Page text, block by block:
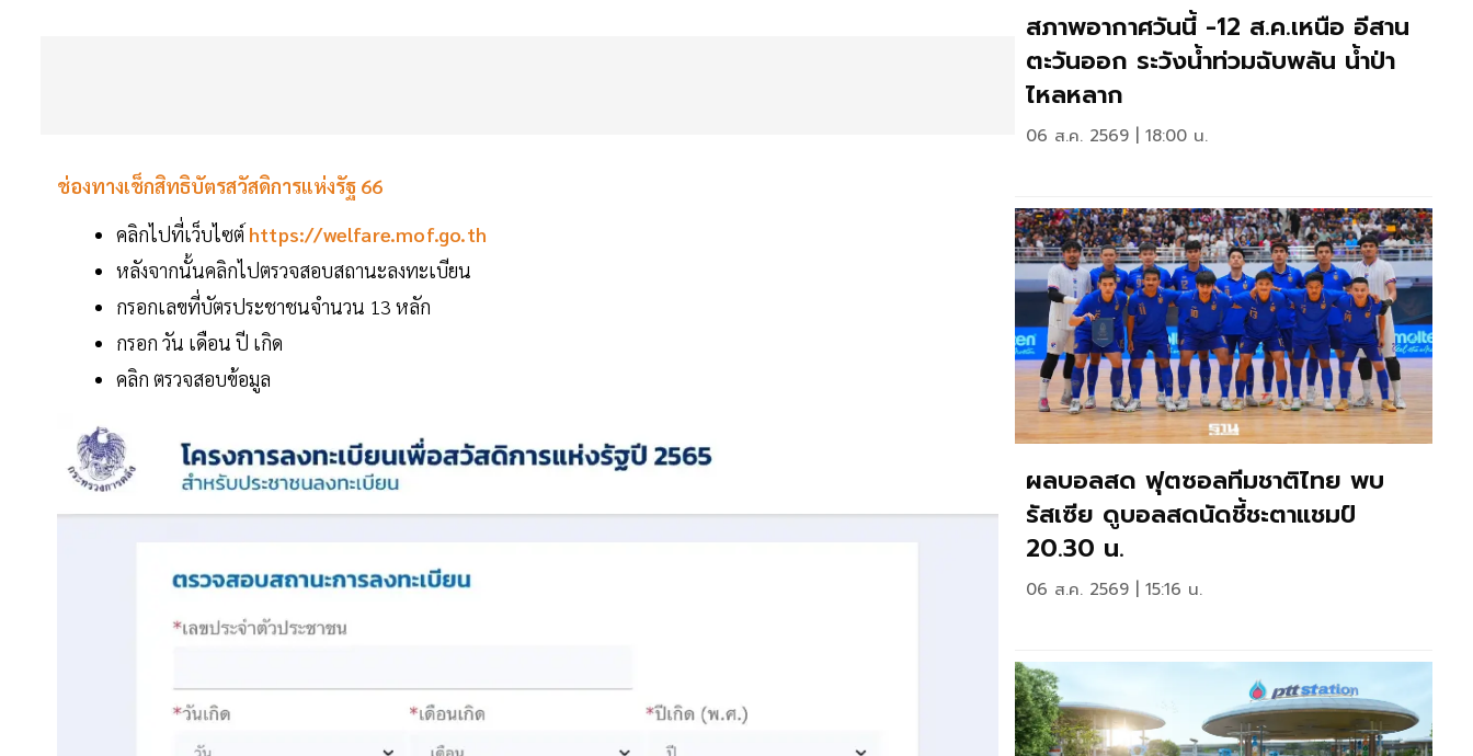
ช่องทางเช็กสิทธิบัตรสวัสดิการแห่งรัฐ 66
คลิกไปที่เว็บไซต์ https://welfare.mof.go.th
หลังจากนั้นคลิกไปตรวจสอบสถานะลงทะเบียน
กรอกเลขที่บัตรประชาชนจำนวน 13 หลัก
กรอก วัน เดือน ปี เกิด
คลิก ตรวจสอบข้อมูล
สภาพอากาศวันนี้ -12 ส.ค.เหนือ อีสาน
ตะวันออก ระวังน้ำท่วมฉับพลัน น้ำป่า
ไหลหลาก
06 ส.ค. 2569 | 18:00 น.
ผลบอลสด ฟุตซอลทีมชาติไทย พบ
รัสเซีย ดูบอลสดนัดชี้ชะตาแชมป์
20.30 น.
06 ส.ค. 2569 | 15:16 น.